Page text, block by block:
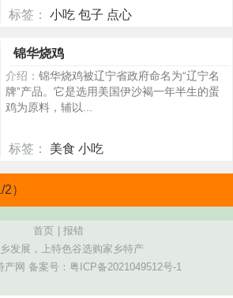
标签： 小吃 包子 点心
锦华烧鸡
介绍： 锦华烧鸡被辽宁省政府命名为“辽宁名
牌”产品。它是选用美国伊沙褐一年半生的蛋
鸡为原料，辅以...
标签： 美食 小吃
464
2）
首页
报错
发展，上特色谷选购家乡特产
网 备案号： 粤ICP备2021049512号-1